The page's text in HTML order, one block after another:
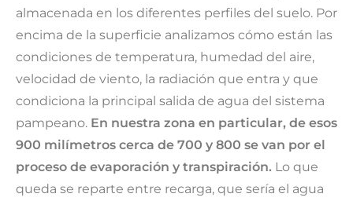
almacenada en los diferentes perfiles del suelo. Por
encima de la superficie analizamos cómo están las
condiciones de temperatura, humedad del aire,
velocidad de viento, la radiación que entra y que
condiciona la principal salida de agua del sistema
pampeano. En nuestra zona en particular, de esos
900 milímetros cerca de 700 y 800 se van por el
proceso de evaporación y transpiración. Lo que
queda se reparte entre recarga, que sería el agua